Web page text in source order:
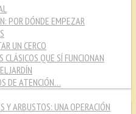
POR DÓNDE EMPEZAR
UN CERCO
CLÁSICOS QUE SÍ FUNCIONAN
JARDÍN
DE ATENCIÓN…
Y ARBUSTOS: UNA OPERACIÓN